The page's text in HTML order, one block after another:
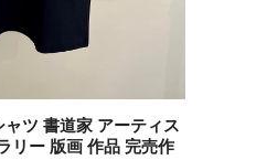
ツ 書道家 アーティス
リー 版画 作品 完売作